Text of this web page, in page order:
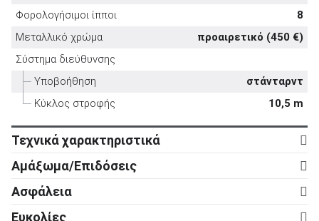
Μεταχειρισμένα
ΑΝΑΖΗΤΗΣΗ
Επιχειρήσεις
Φορολογήσιμοι ίπποι
8
Μεταλλικό χρώμα
προαιρετικό (450 €)
Σύστημα διεύθυνσης
Υποβοήθηση
στάνταρντ
Κύκλος στροφής
10,5 m
Τεχνικά χαρακτηριστικά
Κινητήρας
Κύλινδροι
3
Βαλβίδες
12
Κυβισμός
1.199 cc
Αμάξωμα/Επιδόσεις
Αμάξωμα
Τύπος
5d
Ασφάλεια
Ενεργητική ασφάλεια
Ευκολίες